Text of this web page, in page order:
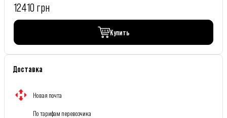
12410 грн
Купить
Доставка
Новая почта
По тарифам перевозчика